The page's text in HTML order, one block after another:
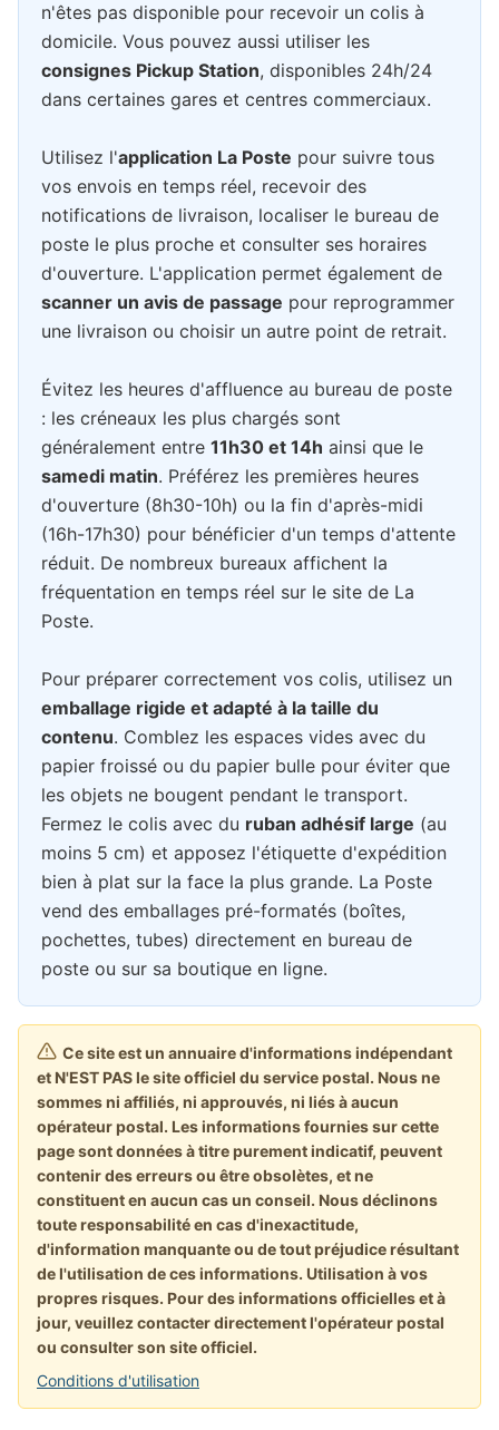
n'êtes pas disponible pour recevoir un colis à
domicile. Vous pouvez aussi utiliser les
consignes Pickup Station, disponibles 24h/24
dans certaines gares et centres commerciaux.
Utilisez l'application La Poste pour suivre tous
vos envois en temps réel, recevoir des
notifications de livraison, localiser le bureau de
poste le plus proche et consulter ses horaires
d'ouverture. L'application permet également de
scanner un avis de passage pour reprogrammer
une livraison ou choisir un autre point de retrait.
Évitez les heures d'affluence au bureau de poste
: les créneaux les plus chargés sont
généralement entre 11h30 et 14h ainsi que le
samedi matin. Préférez les premières heures
d'ouverture (8h30-10h) ou la fin d'après-midi
(16h-17h30) pour bénéficier d'un temps d'attente
réduit. De nombreux bureaux affichent la
fréquentation en temps réel sur le site de La
Poste.
Pour préparer correctement vos colis, utilisez un
emballage rigide et adapté à la taille du
contenu. Comblez les espaces vides avec du
papier froissé ou du papier bulle pour éviter que
les objets ne bougent pendant le transport.
Fermez le colis avec du ruban adhésif large (au
moins 5 cm) et apposez l'étiquette d'expédition
bien à plat sur la face la plus grande. La Poste
vend des emballages pré-formatés (boîtes,
pochettes, tubes) directement en bureau de
poste ou sur sa boutique en ligne.
Ce site est un annuaire d'informations indépendant
et N'EST PAS le site officiel du service postal. Nous ne
sommes ni affiliés, ni approuvés, ni liés à aucun
opérateur postal. Les informations fournies sur cette
page sont données à titre purement indicatif, peuvent
contenir des erreurs ou être obsolètes, et ne
constituent en aucun cas un conseil. Nous déclinons
toute responsabilité en cas d'inexactitude,
d'information manquante ou de tout préjudice résultant
de l'utilisation de ces informations. Utilisation à vos
propres risques. Pour des informations officielles et à
jour, veuillez contacter directement l'opérateur postal
ou consulter son site officiel.
Conditions d'utilisation